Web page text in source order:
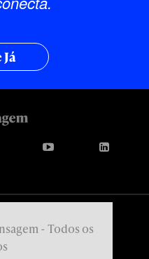
Já
- Todos os